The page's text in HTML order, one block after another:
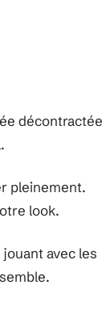
décontractée
pleinement.
look.
avec les